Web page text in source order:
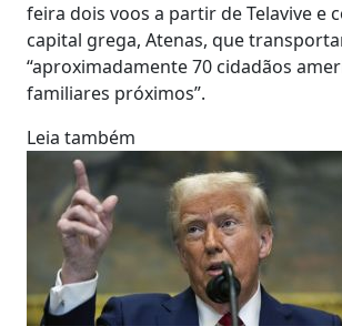
feira dois voos a partir de Telavive e
capital grega, Atenas, que
“aproximadamente 70 cidadãos
familiares próximos”.
Leia também